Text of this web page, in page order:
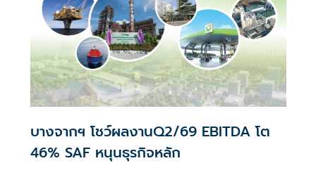
บางจากฯ โชว์ผลงานQ2/69 EBITDA โต
46% SAF หนุนธุรกิจหลัก